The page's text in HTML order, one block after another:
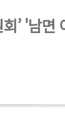
’ '남면